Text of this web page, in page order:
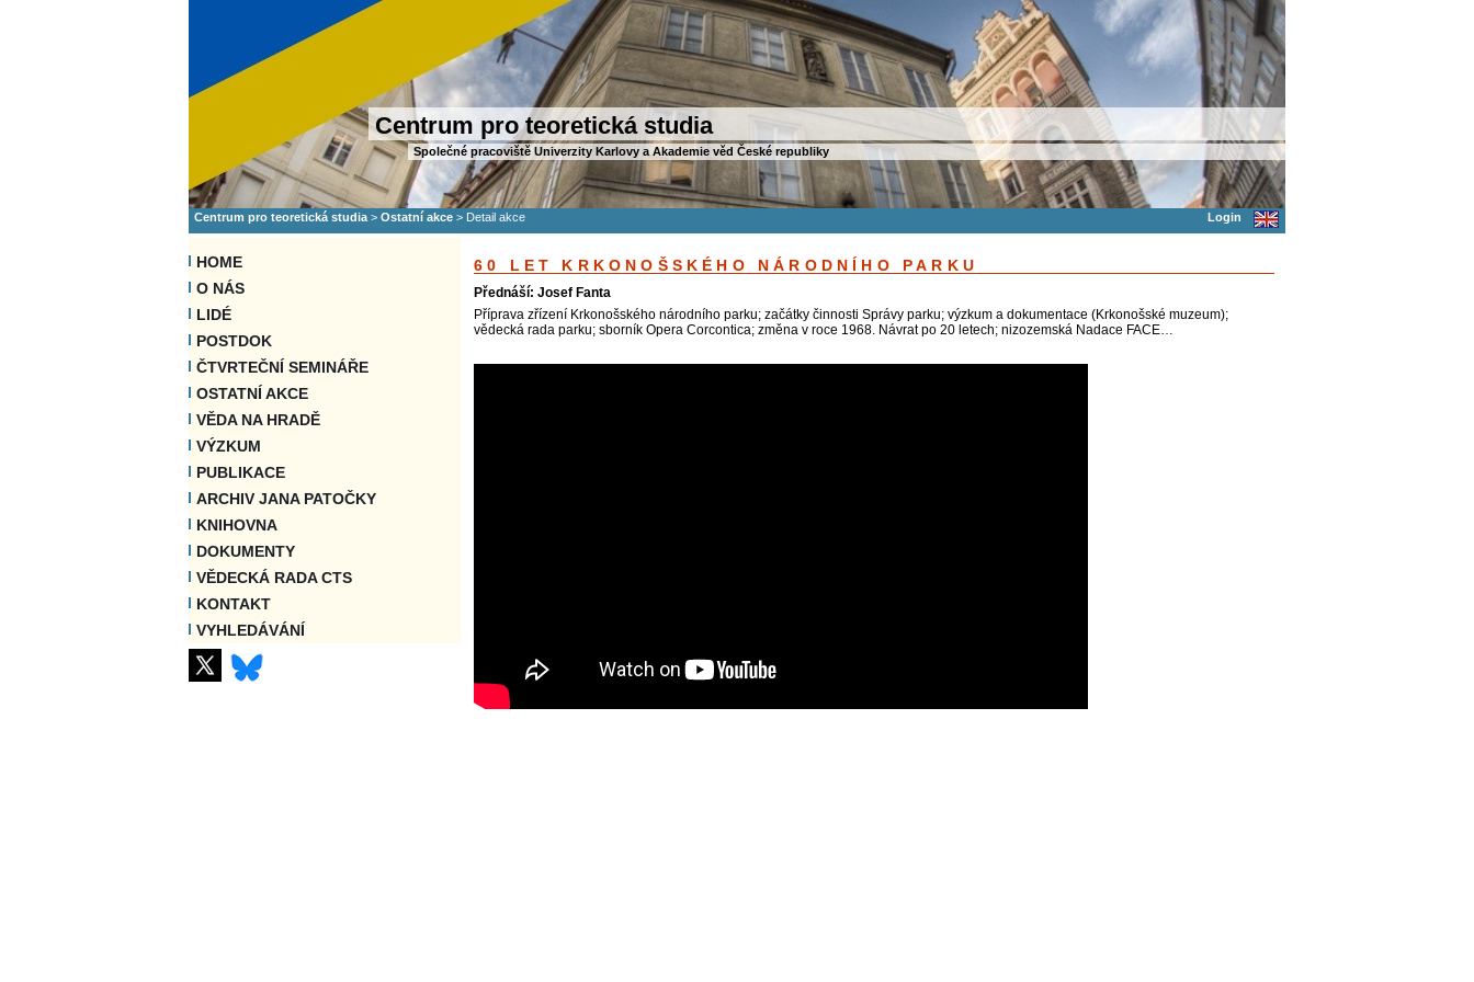
Centrum pro teoretická studia
Společné pracoviště Univerzity Karlovy a Akademie věd České republiky
Centrum pro teoretická studia > Ostatní akce > Detail akce Login
HOME
O NÁS
LIDÉ
POSTDOK
ČTVRTEČNÍ SEMINÁŘE
OSTATNÍ AKCE
VĚDA NA HRADĚ
VÝZKUM
PUBLIKACE
ARCHIV JANA PATOČKY
KNIHOVNA
DOKUMENTY
VĚDECKÁ RADA CTS
KONTAKT
VYHLEDÁVÁNÍ
60 LET KRKONOŠSKÉHO NÁRODNÍHO PARKU
Přednáší: Josef Fanta
Příprava zřízení Krkonošského národního parku; začátky činnosti Správy parku; výzkum a dokumentace (Krkonošské muzeum);
vědecká rada parku; sborník Opera Corcontica; změna v roce 1968. Návrat po 20 letech; nizozemská Nadace FACE…